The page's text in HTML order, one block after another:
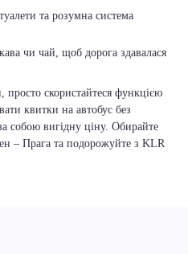
та розумна система
чи чай, щоб дорога здавалася
скористайтеся функцією
квитки на автобус без
собою вигідну ціну. Обирайте
– Прага та подорожуйте з KLR